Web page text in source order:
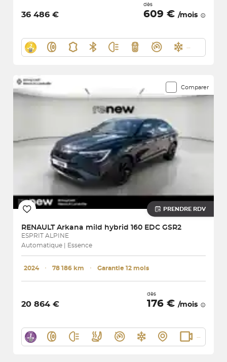
36 486 €
dès
609 € /mois
Comparer
PRENDRE RDV
RENAULT Arkana mild hybrid 160 EDC GSR2
ESPRIT ALPINE
Automatique | Essence
2024 ･ 78 186 km ･ Garantie 12 mois
20 864 €
dès
176 € /mois